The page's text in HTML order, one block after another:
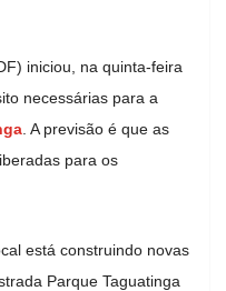
iniciou, na quinta-feira
necessárias para a
. A previsão é que as
para os
está construindo novas
Parque Taguatinga